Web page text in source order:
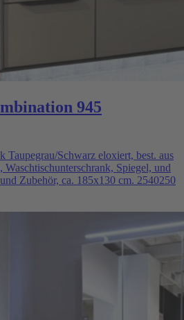
945
Taupegrau/Schwarz eloxiert, best. aus
Spiegel, und
Zubehör, ca. 185x130 cm. 2540250